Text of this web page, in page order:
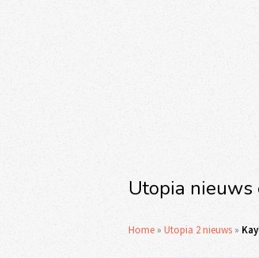
Utopia
Home » Utopia 2 nieuws »